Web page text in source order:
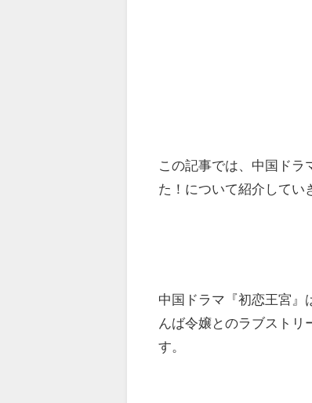
この記事では、中国ド
た！について紹介してい
中国ドラマ『初恋王宮』
んば令嬢とのラブストリ
す。